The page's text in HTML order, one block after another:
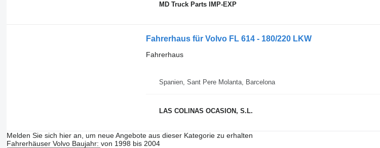
MD Truck Parts IMP-EXP
Fahrerhaus für Volvo FL 614 - 180/220 LKW
Fahrerhaus
Spanien, Sant Pere Molanta, Barcelona
LAS COLINAS OCASION, S.L.
Melden Sie sich hier an, um neue Angebote aus dieser Kategorie zu erhalten
Fahrerhäuser Volvo Baujahr: von 1998 bis 2004